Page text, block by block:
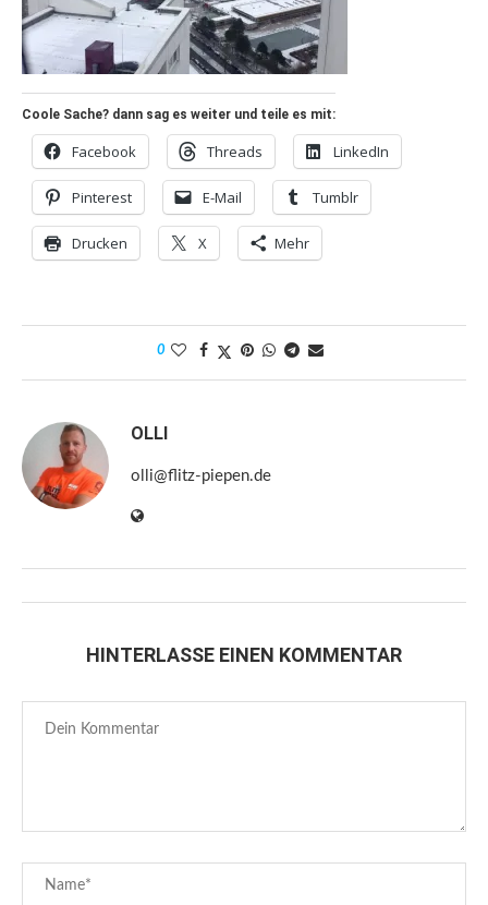
Coole Sache? dann sag es weiter und teile es mit:
Facebook Threads LinkedIn
Pinterest E-Mail Tumblr
Drucken X Mehr
0
OLLI
olli@flitz-piepen.de
HINTERLASSE EINEN KOMMENTAR